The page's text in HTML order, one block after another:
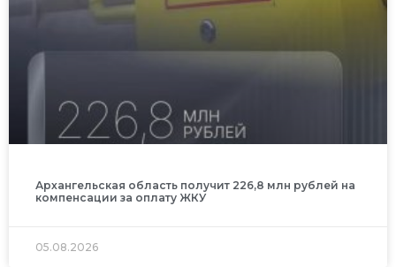
Архангельская область получит 226,8 млн рублей на
компенсации за оплату ЖКУ
05.08.2026